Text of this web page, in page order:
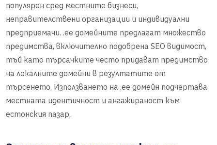
популярен сред местните бизнеси,
неправителствени организации и индивидуални
предприемачи. .ee домейните предлагат множество
предимства, включително подобрена SEO видимост,
тъй като търсачките често придават предимство
на локалните домейни в резултатите от
търсенето. Използването на .ee домейн подчертава
местната идентичност и ангажираност към
естонския пазар.